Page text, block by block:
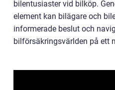
bilentusiaster vid bilköp.
element kan bilägare och
informerade beslut och
bilförsäkringsvärlden på ett